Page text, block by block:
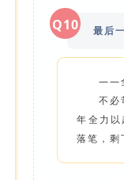
Q10 最后
——
不必
年全力
落笔，剩